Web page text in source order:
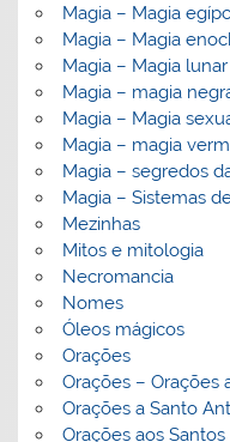
Magia – Magia
Magia – Magia
Magia – Magia lunar
Magia – magia
Magia – Magia
Magia – magia
Magia – segredos
Magia – Sistemas
Mezinhas
Mitos e mitologia
Necromancia
Nomes
Óleos mágicos
Orações
Orações – Orações
Orações a Santo
Orações aos Santos